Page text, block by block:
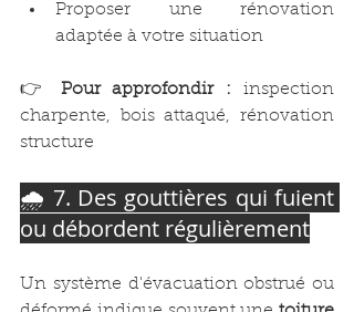
Proposer une rénovation
adaptée à votre situation
👉 Pour approfondir : inspection
charpente, bois attaqué, rénovation
structure
🌧️ 7. Des gouttières qui fuient
ou débordent régulièrement
Un système d'évacuation obstrué ou